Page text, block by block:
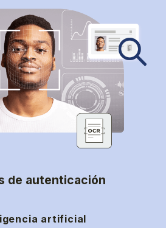
de autenticación
artificial